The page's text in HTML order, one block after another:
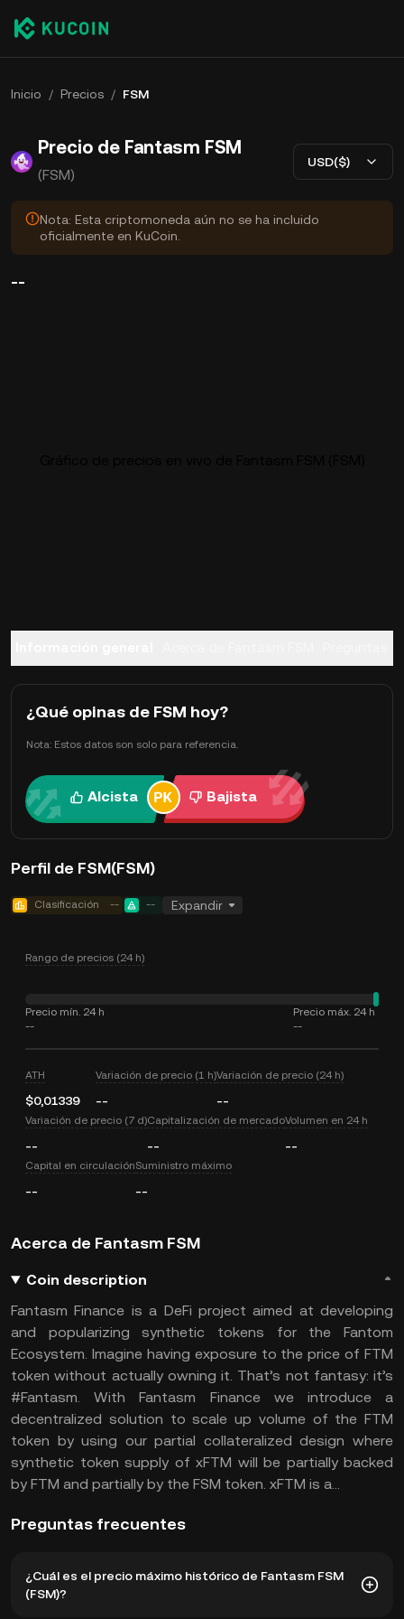
Inicio / Precios / FSM
Precio de Fantasm FSM
(FSM)
USD($)
Nota: Esta criptomoneda aún no se ha incluido
oficialmente en KuCoin.
--
¿Qué opinas de FSM hoy?
Nota: Estos datos son solo para referencia.
Alcista Bajista
Perfil de FSM(FSM)
Clasificación -- -- Expandir
Rango de precios (24 h)
Precio mín. 24 h
--
Precio máx. 24 h
--
ATH
$0,01339
Variación de precio (1 h)
--
Variación de precio (24 h)
--
Variación de precio (7 d)
--
Capitalización de mercado
--
Volumen en 24 h
--
Capital en circulación
--
Suministro máximo
--
Acerca de Fantasm FSM
Coin description
Fantasm Finance is a DeFi project aimed at developing
and popularizing synthetic tokens for the Fantom
Ecosystem. Imagine having exposure to the price of FTM
token without actually owning it. That’s not fantasy: it’s
#Fantasm. With Fantasm Finance we introduce a
decentralized solution to scale up volume of the FTM
token by using our partial collateralized design where
synthetic token supply of xFTM will be partially backed
by FTM and partially by the FSM token. xFTM is a...
Preguntas frecuentes
¿Cuál es el precio máximo histórico de Fantasm FSM
(FSM)?